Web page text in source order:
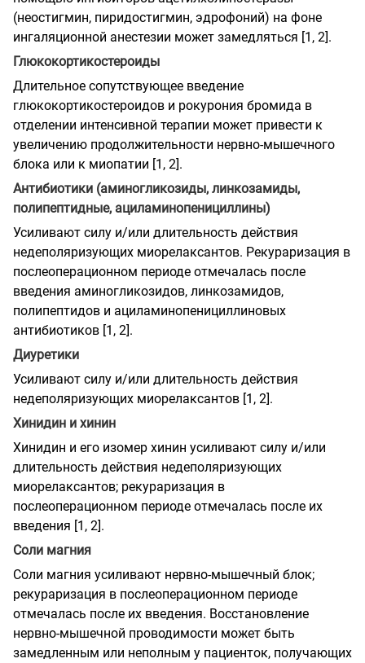
(неостигмин, пиридостигмин, эдрофоний) на фоне
ингаляционной анестезии может замедляться [1, 2].
Глюкокортикостероиды
Длительное сопутствующее введение
глюкокортикостероидов и рокурония бромида в
отделении интенсивной терапии может привести к
увеличению продолжительности нервно-мышечного
блока или к миопатии [1, 2].
Антибиотики (аминогликозиды, линкозамиды,
полипептидные, ациламинопенициллины)
Усиливают силу и/или длительность действия
недеполяризующих миорелаксантов. Рекураризация в
послеоперационном периоде отмечалась после
введения аминогликозидов, линкозамидов,
полипептидов и ациламинопенициллиновых
антибиотиков [1, 2].
Диуретики
Усиливают силу и/или длительность действия
недеполяризующих миорелаксантов [1, 2].
Хинидин и хинин
Хинидин и его изомер хинин усиливают силу и/или
длительность действия недеполяризующих
миорелаксантов; рекураризация в
послеоперационном периоде отмечалась после их
введения [1, 2].
Соли магния
Соли магния усиливают нервно-мышечный блок;
рекураризация в послеоперационном периоде
отмечалась после их введения. Восстановление
нервно-мышечной проводимости может быть
замедленным или неполным у пациенток, получающих